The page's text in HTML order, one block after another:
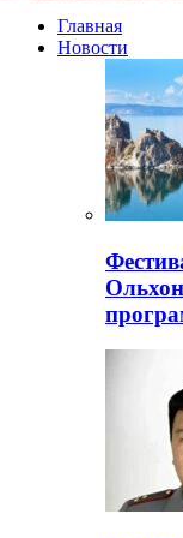
Главная
Новости